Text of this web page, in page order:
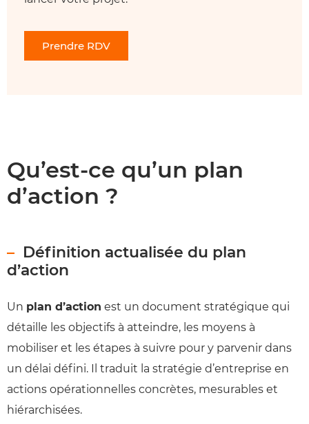
Prendre RDV
Qu’est-ce qu’un plan
d’action ?
Définition actualisée du plan
d’action
Un plan d’action est un document stratégique qui
détaille les objectifs à atteindre, les moyens à
mobiliser et les étapes à suivre pour y parvenir dans
un délai défini. Il traduit la stratégie d’entreprise en
actions opérationnelles concrètes, mesurables et
hiérarchisées.